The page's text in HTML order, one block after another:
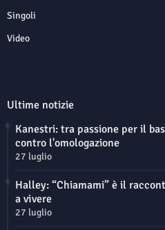
Singoli
Video
Ultime notizie
Kanestri: tra passione per il
contro l'omologazione
27 luglio
Halley: “Chiamami” è il
a vivere
27 luglio